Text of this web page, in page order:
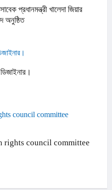
প্রধানমন্ত্রী খালেদা জিয়ার
অনুষ্ঠিত
rights council committee